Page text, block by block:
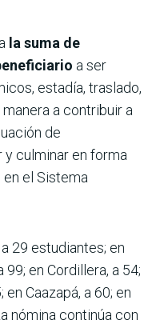
la suma de
a ser
estadía, traslado,
a contribuir a
de
culminar en forma
el Sistema
29 estudiantes; en
99; en Cordillera, a 54;
en Caazapá, a 60; en
nómina continúa con